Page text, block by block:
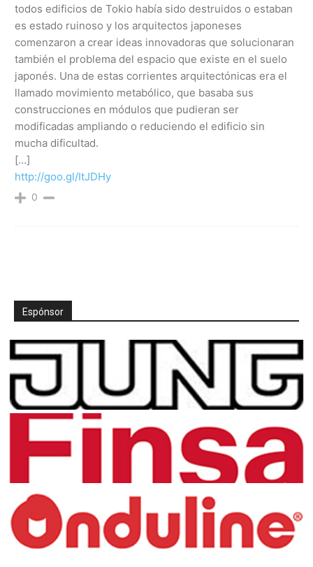
todos edificios de Tokio había sido destruidos o estaban
es estado ruinoso y los arquitectos japoneses
comenzaron a crear ideas innovadoras que solucionaran
también el problema del espacio que existe en el suelo
japonés. Una de estas corrientes arquitectónicas era el
llamado movimiento metabólico, que basaba sus
construcciones en módulos que pudieran ser
modificadas ampliando o reduciendo el edificio sin
mucha dificultad.
[…]
http://goo.gl/ItJDHy
0
Espónsor